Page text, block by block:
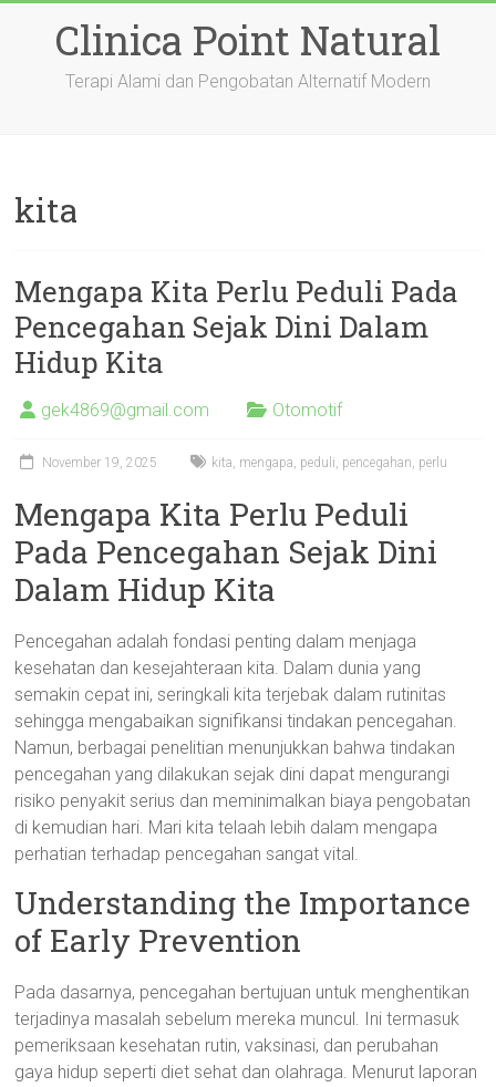
contentClinica Point Natural
Terapi Alami dan Pengobatan Alternatif Modern
kita
Mengapa Kita Perlu Peduli Pada
Pencegahan Sejak Dini Dalam
Hidup Kita
gek4869@gmail.com Otomotif
November 19, 2025 kita, mengapa, peduli, pencegahan, perlu
Mengapa Kita Perlu Peduli
Pada Pencegahan Sejak Dini
Dalam Hidup Kita
Pencegahan adalah fondasi penting dalam menjaga
kesehatan dan kesejahteraan kita. Dalam dunia yang
semakin cepat ini, seringkali kita terjebak dalam rutinitas
sehingga mengabaikan signifikansi tindakan pencegahan.
Namun, berbagai penelitian menunjukkan bahwa tindakan
pencegahan yang dilakukan sejak dini dapat mengurangi
risiko penyakit serius dan meminimalkan biaya pengobatan
di kemudian hari. Mari kita telaah lebih dalam mengapa
perhatian terhadap pencegahan sangat vital.
Understanding the Importance
of Early Prevention
Pada dasarnya, pencegahan bertujuan untuk menghentikan
terjadinya masalah sebelum mereka muncul. Ini termasuk
pemeriksaan kesehatan rutin, vaksinasi, dan perubahan
gaya hidup seperti diet sehat dan olahraga. Menurut laporan